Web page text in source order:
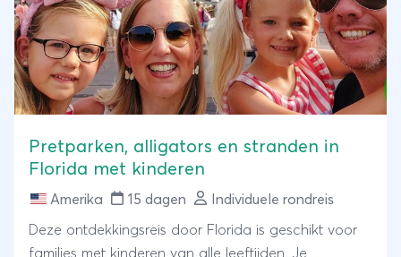
Pretparken, alligators en stranden in
Florida met kinderen
Amerika 15 dagen Individuele rondreis
Deze ontdekkingsreis door Florida is geschikt voor
families met kinderen van alle leeftijden. Je